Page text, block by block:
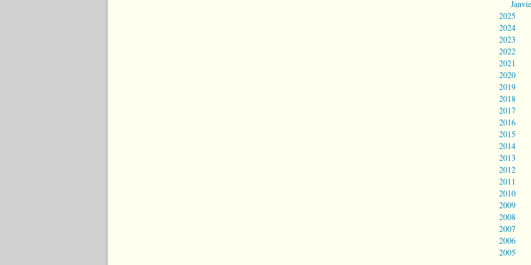
2025
2024
2023
2022
2021
2020
2019
2018
2017
2016
2015
2014
2013
2012
2011
2010
2009
2008
2007
2006
2005